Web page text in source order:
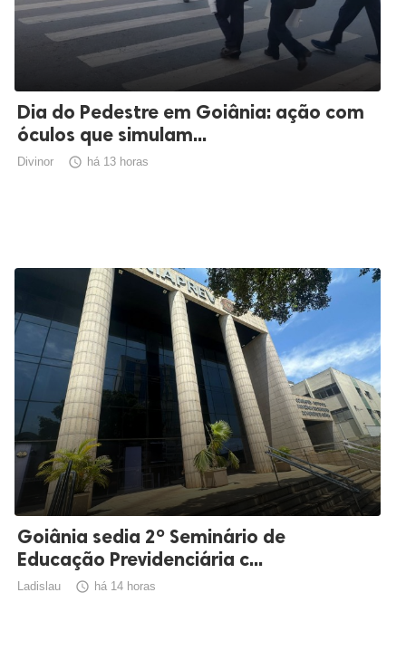
Dia do Pedestre em Goiânia: ação com
óculos que simulam...
Divinor  há 13 horas
Goiânia sedia 2º Seminário de
Educação Previdenciária c...
Ladislau  há 14 horas